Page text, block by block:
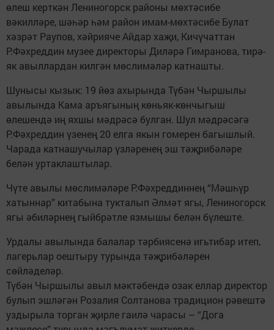
өлеш керткән Лениногорск районы мөхтәсибе
вәкилләре, шәһәр һәм район имам-мөхтәсибе Булат
хәзрәт Раупов, хәйрияче Айдар хаҗи, Кичүчаттан
Р.Фәхреддин музее директоры Диләрә Гимранова, тирә-
як авыллардан килгән мөслимәләр катнашты.
Шунысы кызык: 19 йөз ахырында Түбән Чыршылы
авылында Кама аръягының көньяк-көнчыгыш
өлешендә иң яхшы мәдрәсә булган. Шул мәдрәсәгә
Р.Фәхреддин үзенең 20 елга якын гомерен багышлый.
Чарада катнашучылар үзләренең эш тәҗрибәләре
белән уртаклаштылар.
Чүте авылы мөслимәләре Р.Фәхреддиннең “Мәшһүр
хатыннар” китабына тукталып Әлмәт ягы, Лениногорск
ягы әбиләрнең гыйбрәтле язмышы белән бүлеште.
Урдалы авылында балалар тәрбиясенә игьтибар итеп,
лагерьлар оештыру турында тәҗрибәләрен
сөйләделәр.
Түбән Чыршылы авыл мәктәбендә озак еллар директор
булып эшләгән Розалия Солтанова традицион рәвештә
уздырыла торган җирле гаилә чарасы – “Дога